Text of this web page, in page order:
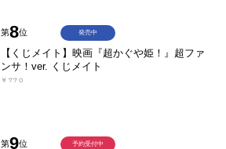
第8位
【くじメイト】映画『超かぐや姫！』超ファ
ンサ！ver. くじメイト
￥770
発売中
第9位 予約受付中